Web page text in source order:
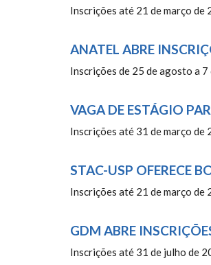
Inscrições até 21 de março de
ANATEL ABRE
Inscrições de 25 de agosto a
VAGA DE ESTÁGIO
Inscrições até 31 de março de
STAC-USP OFERECE
Inscrições até 21 de março de
GDM ABRE
Inscrições até 31 de julho de